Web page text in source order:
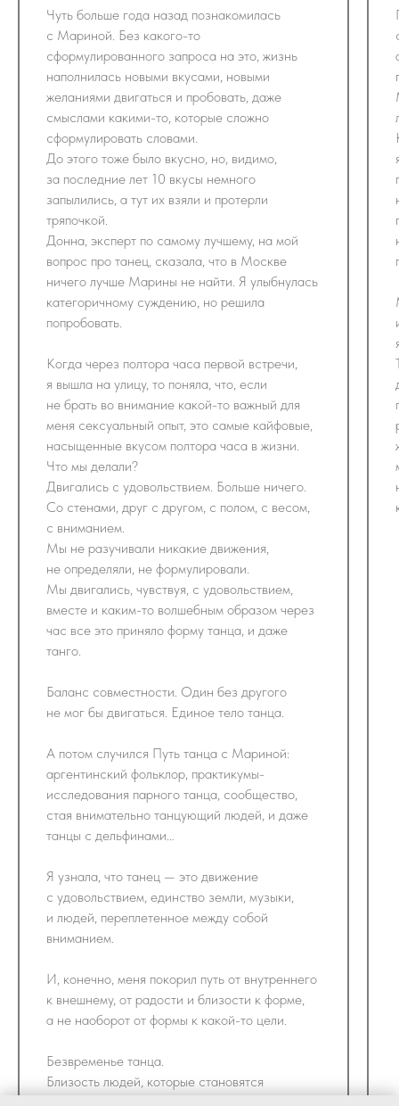
Чуть больше года назад познакомилась
с Мариной. Без какого-то
сформулированного запроса на это, жизнь
наполнилась новыми вкусами, новыми
желаниями двигаться и пробовать, даже
смыслами какими-то, которые сложно
сформулировать словами.
До этого тоже было вкусно, но, видимо,
за последние лет 10 вкусы немного
запылились, а тут их взяли и протерли
тряпочкой.
Донна, эксперт по самому лучшему, на мой
вопрос про танец, сказала, что в Москве
ничего лучше Марины не найти. Я улыбнулась
категоричному суждению, но решила
попробовать.
Когда через полтора часа первой встречи,
я вышла на улицу, то поняла, что, если
не брать во внимание какой-то важный для
меня сексуальный опыт, это самые кайфовые,
насыщенные вкусом полтора часа в жизни.
Что мы делали?
Двигались с удовольствием. Больше ничего.
Со стенами, друг с другом, с полом, с весом,
с вниманием.
Мы не разучивали никакие движения,
не определяли, не формулировали.
Мы двигались, чувствуя, с удовольствием,
вместе и каким-то волшебным образом через
час все это приняло форму танца, и даже
танго.
Баланс совместности. Один без другого
не мог бы двигаться. Единое тело танца.
А потом случился Путь танца с Мариной:
аргентинский фольклор, практикумы-
исследования парного танца, сообщество,
стая внимательно танцующий людей, и даже
танцы с дельфинами…
Я узнала, что танец — это движение
с удовольствием, единство земли, музыки,
и людей, переплетенное между собой
вниманием.
И, конечно, меня покорил путь от внутреннего
к внешнему, от радости и близости к форме,
а не наоборот от формы к какой-то цели.
Безвременье танца.
Близость людей, которые становятся